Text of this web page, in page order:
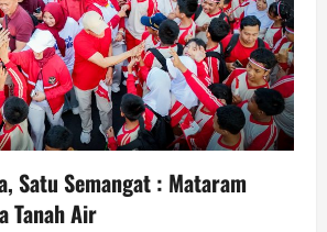
Satu Semangat : Mataram
Tanah Air